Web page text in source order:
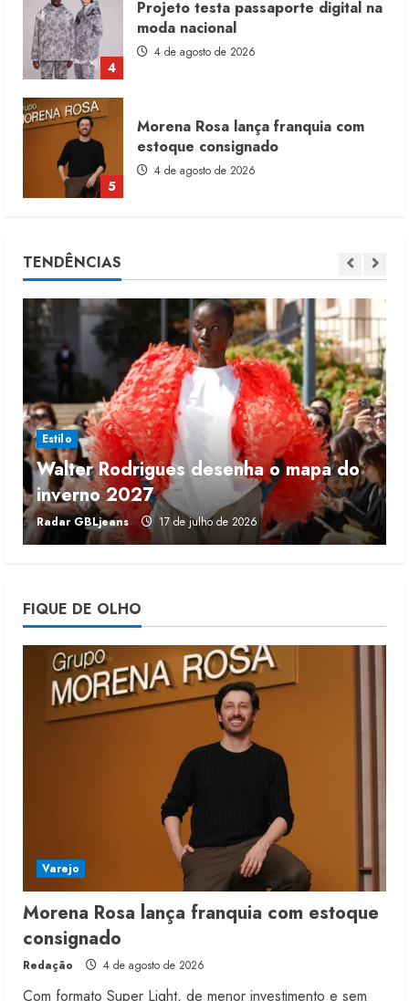
5
Morena Rosa lança franquia com
estoque consignado
4 de agosto de 2026
1
Moda vende US$63,7 bilhões em
produtos licenciados
6 de agosto de 2026
2
3
Fakini prevê R$345 milhões de
receita em 2026
4 de agosto de 2026
4
Projeto testa passaporte digital na
moda nacional
4 de agosto de 2026
5
Morena Rosa lança franquia com
estoque consignado
4 de agosto de 2026
TENDÊNCIAS
Estilo
Walter Rodrigues desenha o mapa do
inverno 2027
Radar GBLjeans 17 de julho de 2026
FIQUE DE OLHO
Varejo
Morena Rosa lança franquia com estoque
consignado
Redação 4 de agosto de 2026
Com formato Super Light, de menor investimento e sem